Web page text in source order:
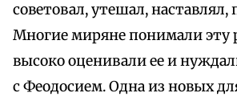
советовал, утешал, наставлял,
Многие миряне понимали эту
высоко оценивали ее и
с Феодосием. Одна из новых